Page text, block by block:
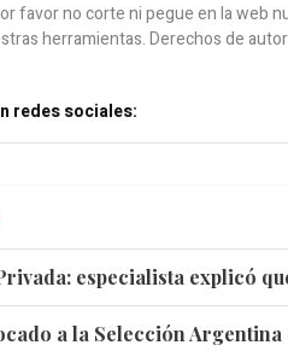
favor no corte ni pegue en la web
herramientas. Derechos de
redes sociales:
especialista explicó
a la Selección Argentina